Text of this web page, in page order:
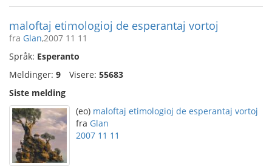
maloftaj etimologioj de esperantaj vortoj
fra Glan,2007 11 11
Språk: Esperanto
Meldinger: 9 Visere: 55683
Siste melding
(eo) maloftaj etimologioj de esperantaj vortoj
fra Glan
2007 11 11